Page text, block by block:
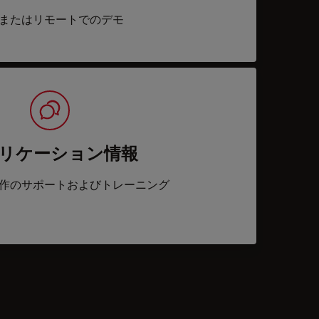
たはリモートでのデモ
ケーション情報
のサポートおよびトレーニング